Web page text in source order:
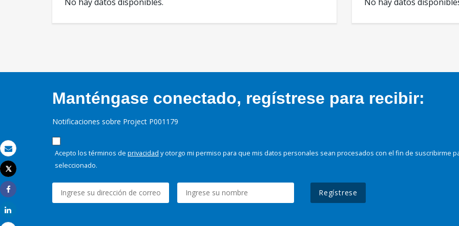
Correo electrónico
Imprimir
Tweet
Share
Manténgase conectado, regístrese para recibir:
Notificaciones sobre Project P001179
Acepto los términos de privacidad y otorgo mi permiso para que mis datos personales sean procesados con el fin de suscribirme
seleccionado.
Regístrese